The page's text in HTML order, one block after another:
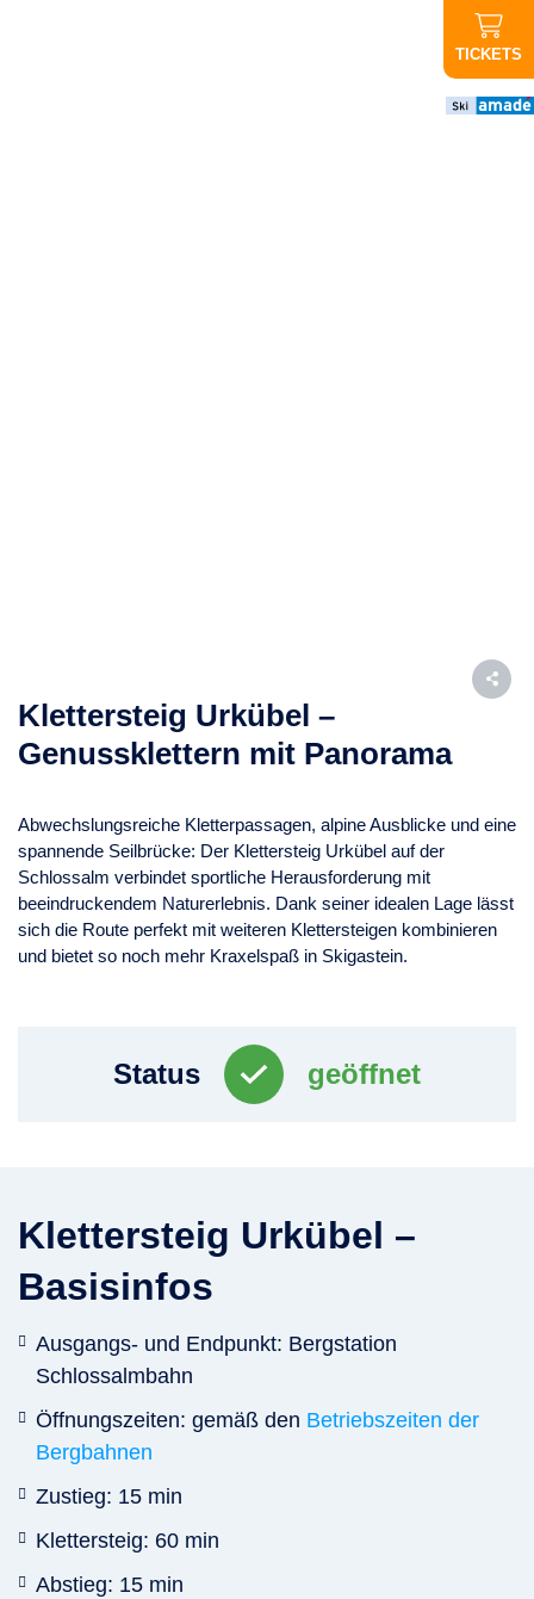
TICKETS
Klettersteig Urkübel –
Genussklettern mit Panorama
Abwechslungsreiche Kletterpassagen, alpine Ausblicke und eine
spannende Seilbrücke: Der Klettersteig Urkübel auf der
Schlossalm verbindet sportliche Herausforderung mit
beeindruckendem Naturerlebnis. Dank seiner idealen Lage lässt
sich die Route perfekt mit weiteren Klettersteigen kombinieren
und bietet so noch mehr Kraxelspaß in Skigastein.
Status geöffnet
Klettersteig Urkübel –
Basisinfos
Ausgangs- und Endpunkt: Bergstation
Schlossalmbahn
Öffnungszeiten: gemäß den Betriebszeiten der
Bergbahnen
Zustieg: 15 min
Klettersteig: 60 min
Abstieg: 15 min